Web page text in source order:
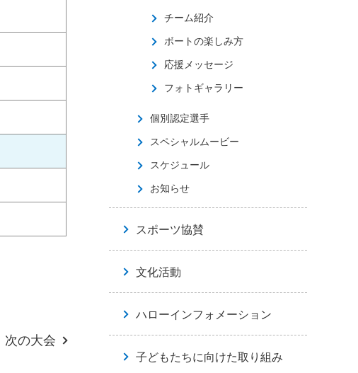
次の大会
チーム紹介
ボートの楽しみ方
応援メッセージ
フォトギャラリー
個別認定選手
スペシャルムービー
スケジュール
お知らせ
スポーツ協賛
文化活動
ハローインフォメーション
子どもたちに向けた取り組み